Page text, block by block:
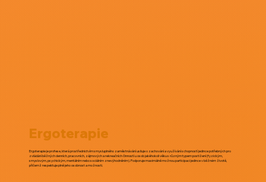
Ergoterapie
Ergoterapie je profese, která prostřednictvím smysluplného zaměstnávání usiluje o zachování a využívání schopností jedince potřebných pro
zvládání běžných denních, pracovních, zájmových a rekreačních činností u osob jakéhokoli věku s různým typem postižení (fyzickým,
smyslovým, psychickým, mentálním nebo sociálním znevýhodněním). Podporuje maximálně možnou participaci jedince v běžném životě,
přičemž respektuje plně jeho osobnost a možnosti.